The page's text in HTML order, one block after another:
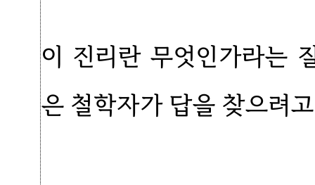
이 진리란 무엇인가라는
은 철학자가 답을 찾으려